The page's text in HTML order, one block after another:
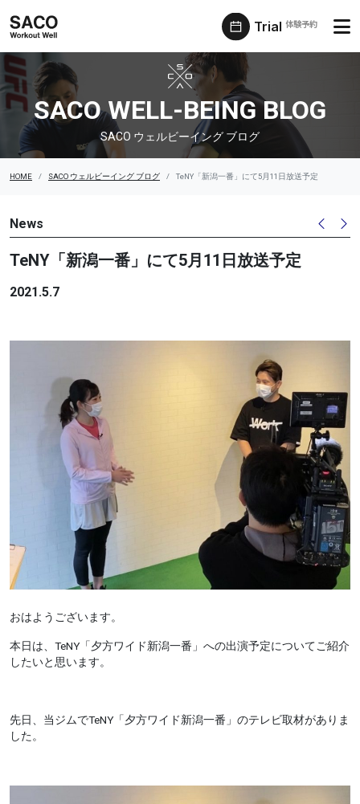
Trial 体験予約
SACO ウェルビーイング ブログ
SACO WELL-BEING BLOG
SACO ウェルビーイング ブログ
HOME SACO ウェルビーイング ブログ TeNY「新潟一番」にて5月11日放送予定
News
TeNY「新潟一番」にて5月11日放送予定
2021.5.7
おはようございます。
本日は、TeNY「夕方ワイド新潟一番」への出演予定についてご紹介
したいと思います。
先日、当ジムでTeNY「夕方ワイド新潟一番」のテレビ取材がありま
した。